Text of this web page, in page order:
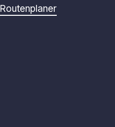
Routenplaner